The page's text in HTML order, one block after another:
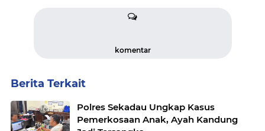
komentar
Berita Terkait
Polres Sekadau Ungkap Kasus
Pemerkosaan Anak, Ayah Kandung